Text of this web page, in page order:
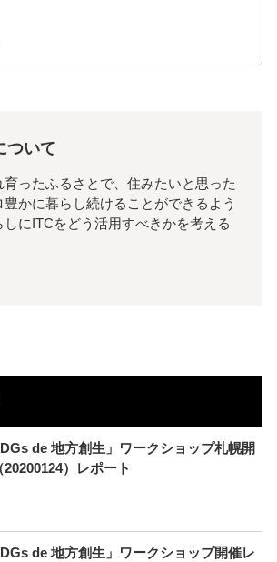
ついて
育ったふるさとで、住みたいと思った
かに暮らし続けることができるよう
しにITCをどう活用すべきかを考える
de 地方創生」ワークショップ札幌開
20200124）レポート
de 地方創生」ワークショップ開催レ